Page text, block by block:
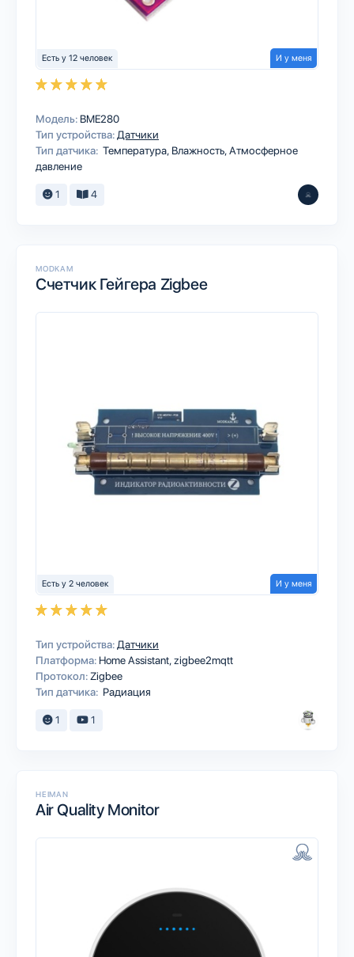
Есть у 12 человек И у меня
Модель: BME280
Тип устройства: Датчики
Тип датчика: Температура, Влажность, Атмосферное
давление
1 4
MODKAM
Счетчик Гейгера Zigbee
Есть у 2 человек И у меня
Тип устройства: Датчики
Платформа: Home Assistantzigbee2mqtt
Протокол: Zigbee
Тип датчика: Радиация
1 1
HEIMAN
Air Quality Monitor